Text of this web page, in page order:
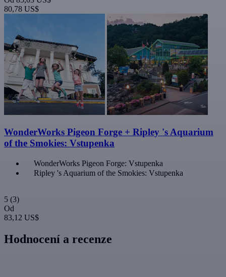
80,78 US$
WonderWorks Pigeon Forge + Ripley 's Aquarium
of the Smokies: Vstupenka
WonderWorks Pigeon Forge: Vstupenka
Ripley 's Aquarium of the Smokies: Vstupenka
5 (3)
Od
83,12 US$
Hodnocení a recenze